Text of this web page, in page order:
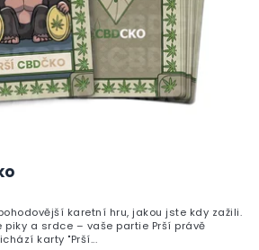
karetní hru, jakou jste kdy zažili.
piky a srdce – vaše partie Prší právě
karty "Prší...